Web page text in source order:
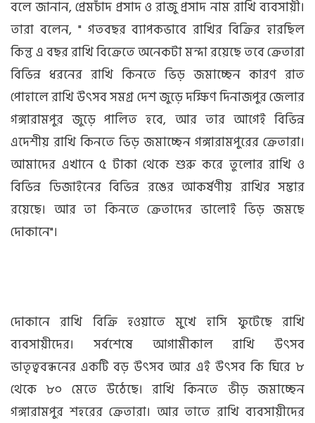
বলে জানান, প্রেমচাঁদ প্রসাদ ও রাজু প্রসাদ নাম রাখি ব্যবসায়ী।
তারা বলেন, " গতবছর ব্যাপকভাবে রাখির বিক্রির হারছিল
কিন্তু এ বছর রাখি বিক্রেতে অনেকটা মন্দা রয়েছে তবে ক্রেতারা
বিভিন্ন ধরনের রাখি কিনতে ভিড় জমাচ্ছেন কারণ রাত
পোহালে রাখি উৎসব সমগ্র দেশ জুড়ে দক্ষিণ দিনাজপুর জেলার
গঙ্গারামপুর জুড়ে পালিত হবে, আর তার আগেই বিভিন্ন
এদেশীয় রাখি কিনতে ভিড় জমাচ্ছেন গঙ্গারামপুরের ক্রেতারা।
আমাদের এখানে ৫ টাকা থেকে শুরু করে তুলোর রাখি ও
বিভিন্ন ডিজাইনের বিভিন্ন রঙের আকর্ষণীয় রাখির সম্ভার
রয়েছে। আর তা কিনতে ক্রেতাদের ভালোই ভিড় জমছে
দোকানে"।
দোকানে রাখি বিক্রি হওয়াতে মুখে হাসি ফুটেছে রাখি
ব্যবসায়ীদের। সর্বশেষে আগামীকাল রাখি উৎসব
ভাতৃত্ববন্ধনের একটি বড় উৎসব আর এই উৎসব কি ঘিরে ৮
থেকে ৮০ মেতে উঠেছে। রাখি কিনতে ভীড় জমাচ্ছেন
গঙ্গারামপুর শহরের ক্রেতারা। আর তাতে রাখি ব্যবসায়ীদের